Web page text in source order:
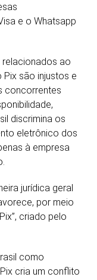
e o Whatsapp
relacionados ao
são injustos e
concorrentes
discrimina os
eletrônico dos
à empresa
jurídica geral
por meio
criado pelo
como
cria um conflito